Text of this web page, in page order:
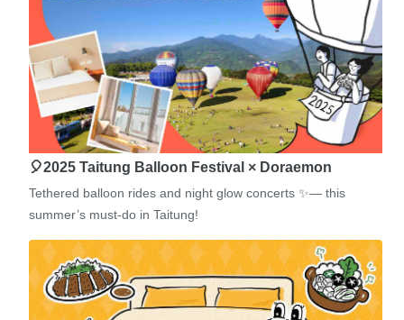
🎈2025 Taitung Balloon Festival × Doraemon
Tethered balloon rides and night glow concerts ✨— this
summer’s must-do in Taitung!